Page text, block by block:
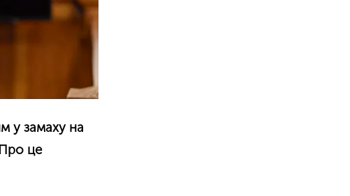
у замаху на
це